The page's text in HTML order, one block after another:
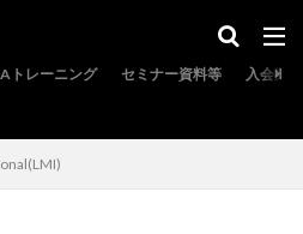
トレーニング セミナー資料等 入会案内